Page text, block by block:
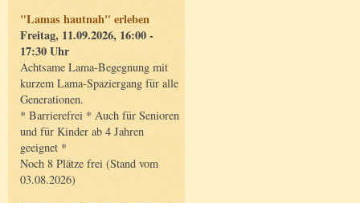
"Lamas hautnah" erleben
Freitag, 11.09.2026, 16:00 -
17:30 Uhr
Achtsame Lama-Begegnung mit
kurzem Lama-Spaziergang für alle
Generationen.
* Barrierefrei * Auch für Senioren
und für Kinder ab 4 Jahren
geeignet *
Noch 8 Plätze frei (Stand vom
03.08.2026)